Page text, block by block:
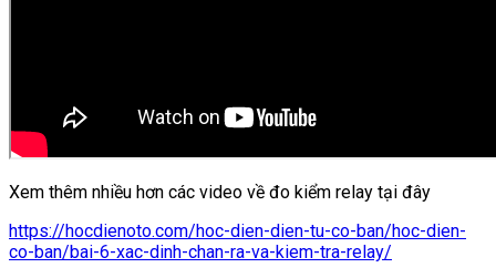
Xem thêm nhiều hơn các video về đo kiểm relay tại đây
https://hocdienoto.com/hoc-dien-dien-tu-co-ban/hoc-dien-
co-ban/bai-6-xac-dinh-chan-ra-va-kiem-tra-relay/